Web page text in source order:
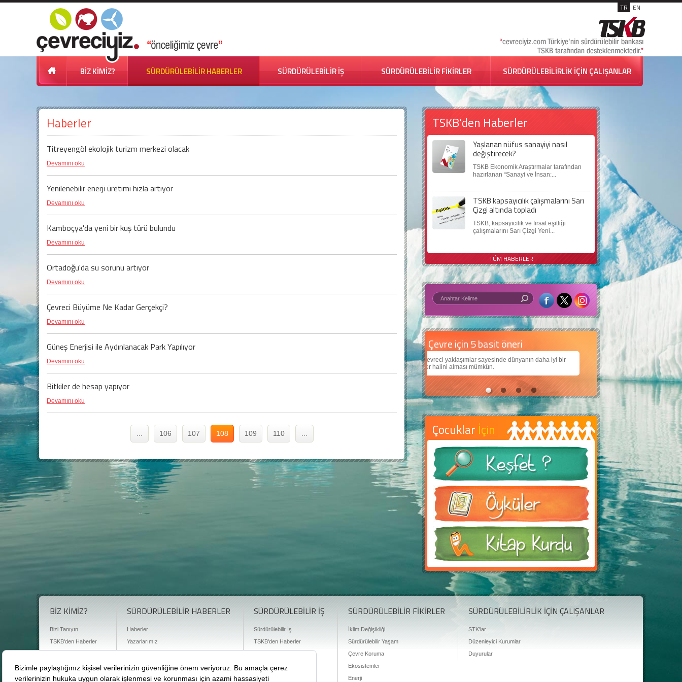
TR EN
BİZ KİMİZ? SÜRDÜRÜLEBİLİR HABERLER SÜRDÜRÜLEBİLİR İŞ SÜRDÜRÜLEBİLİR FİKİRLER SÜRDÜRÜLEBİLİRLİK İÇİN ÇALIŞANLAR
Haberler
Titreyengöl ekolojik turizm merkezi olacak
Devamını oku
Yenilenebilir enerji üretimi hızla artıyor
Devamını oku
Kamboçya'da yeni bir kuş türü bulundu
Devamını oku
Ortadoğu'da su sorunu artıyor
Devamını oku
Çevreci Büyüme Ne Kadar Gerçekçi?
Devamını oku
Güneş Enerjisi ile Aydınlanacak Park Yapılıyor
Devamını oku
Bitkiler de hesap yapıyor
Devamını oku
106 107 108 109 110
TSKB'den Haberler
Yaşlanan nüfus sanayiyi nasıl
değiştirecek?
TSKB Ekonomik Araştırmalar tarafından
hazırlanan “Sanayi ve İnsan:...
TSKB kapsayıcılık çalışmalarını Sarı
Çizgi altında topladı
TSKB, kapsayıcılık ve fırsat eşitliği
çalışmalarını Sarı Çizgi Yeni...
TÜM HABERLER
Çevre için 5 basit öneri
sayesinde dünyanın daha iyi bir
Daha iyi bir dünya için yapay zekâ
Çocuklarımıza daha güzel bir dünya bırakabilmek için
teknolojiden nasıl yararlanırız?
Çocuklar İçin
BİZ KİMİZ?
Bizi Tanıyın
TSKB'den Haberler
Basın Odası
Bize Ulaşın
SÜRDÜRÜLEBİLİR HABERLER
Haberler
Yazarlarımız
Sürdürülebilirlik Kütüphanesi
Karbon Sayacı
SÜRDÜRÜLEBİLİR İŞ
Sürdürülebilir İş
TSKB'den Haberler
SÜRDÜRÜLEBİLİR FİKİRLER
İklim Değişikliği
Sürdürülebilir Yaşam
Çevre Koruma
Ekosistemler
Enerji
SÜRDÜRÜLEBİLİRLİK İÇİN ÇALIŞANLAR
STK'lar
Düzenleyici Kurumlar
Duyurular